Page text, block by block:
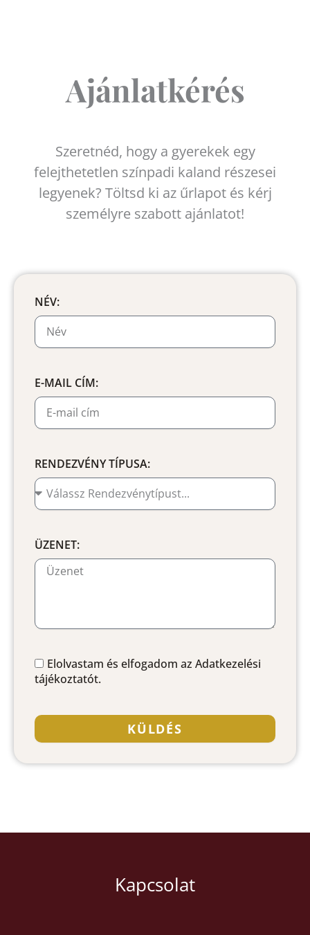
Ajánlatkérés
Szeretnéd, hogy a gyerekek egy
felejthetetlen színpadi kaland részesei
legyenek? Töltsd ki az űrlapot és kérj
személyre szabott ajánlatot!
NÉV:
E-MAIL CÍM:
RENDEZVÉNY TÍPUSA:
ÜZENET:
Elolvastam és elfogadom az Adatkezelési
tájékoztatót.
KÜLDÉS
l
Kapcsolat